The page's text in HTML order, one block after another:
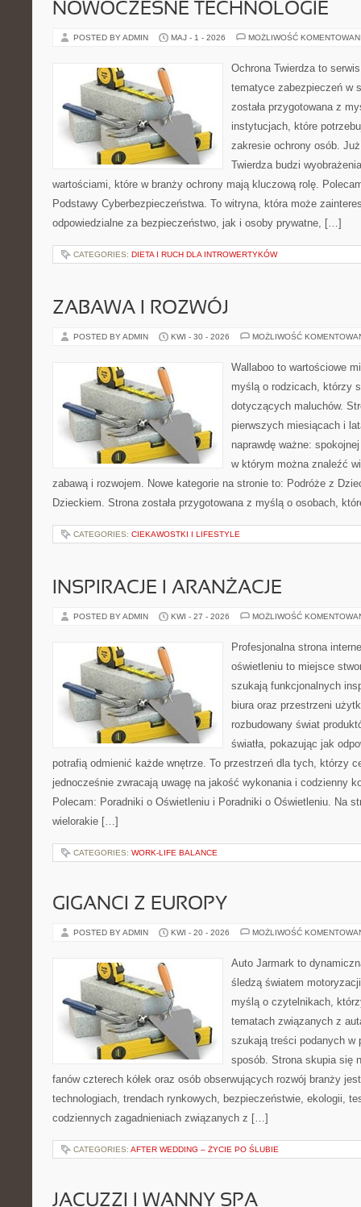
NOWOCZESNE TECHNOLOGIE
POSTED BY ADMIN MAJ - 1 - 2026 MOŻLIWOŚĆ
Ochrona Twierdza to
tematyce zabezpieczeń w
została przygotowana z
instytucjach, które
zakresie ochrony osób.
Twierdza budzi
wartościami, które w branży ochrony mają kluczową rolę.
Podstawy Cyberbezpieczeństwa. To witryna, która może
odpowiedzialne za bezpieczeństwo, jak i osoby prywatne, […]
CATEGORIES: DIETA I RUCH DLA INTROWERTYKÓW
ZABAWA I ROZWÓJ
POSTED BY ADMIN KWI - 30 - 2026 MOŻLIWOŚĆ
Wallaboo to wartościowe
myślą o rodzicach, którzy
dotyczących maluchów.
pierwszych miesiącach i
naprawdę ważne:
w którym można znaleźć
zabawą i rozwojem. Nowe kategorie na stronie to: Podróże z
Dzieckiem. Strona została przygotowana z myślą o osobach,
CATEGORIES: CIEKAWOSTKI I LIFESTYLE
INSPIRACJE I ARANŻACJE
POSTED BY ADMIN KWI - 27 - 2026 MOŻLIWOŚĆ
Profesjonalna strona
oświetleniu to miejsce
szukają funkcjonalnych
biura oraz przestrzeni
rozbudowany świat
światła, pokazując jak
potrafią odmienić każde wnętrze. To przestrzeń dla tych, którzy
jednocześnie zwracają uwagę na jakość wykonania i codzienny
Polecam: Poradniki o Oświetleniu i Poradniki o Oświetleniu. Na
wielorakie […]
CATEGORIES: WORK-LIFE BALANCE
GIGANCI Z EUROPY
POSTED BY ADMIN KWI - 20 - 2026 MOŻLIWOŚĆ
Auto Jarmark to
śledzą światem
myślą o czytelnikach,
tematach związanych z
szukają treści podanych w
sposób. Strona skupia się
fanów czterech kółek oraz osób obserwujących rozwój branży
technologiach, trendach rynkowych, bezpieczeństwie, ekologii,
codziennych zagadnieniach związanych z […]
CATEGORIES: AFTER WEDDING – ŻYCIE PO ŚLUBIE
JACUZZI I WANNY SPA